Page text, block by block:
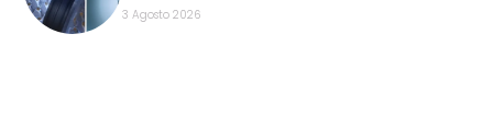
3 Agosto 2026